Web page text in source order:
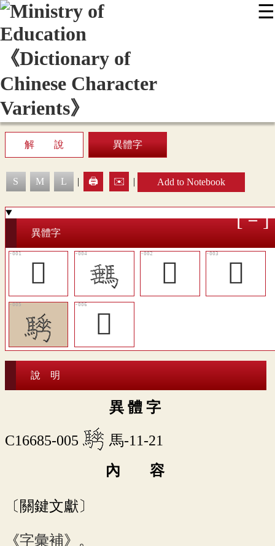
☰
Display Mode
Sitemap
解 說 異體字
S M L | 🖨️ ✉️ | Add to Notebook
異體字
𩣷 𩥗
𩦁
𩦛
說 明
異 體 字
C16685-005
馬-11-21
內 容
〔關鍵文獻〕
《字彙補》。